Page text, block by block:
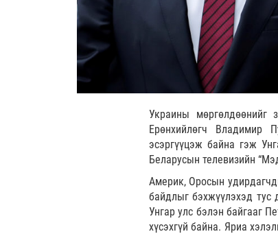
Украины мөргөлдөөнийг
Ерөнхийлөгч Владимир
эсэргүүцэж байна гэж
Беларусын телевизийн
Америк, Оросын
байдлыг бэхжүүлэхэд тус
Унгар улс бэлэн байгааг
хүсэхгүй байна. Яриа